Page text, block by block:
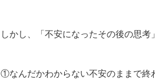
しかし、「不安になったその後の思考
①なんだかわからない不安のままで終